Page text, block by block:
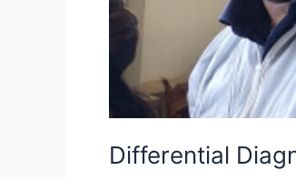
Differential